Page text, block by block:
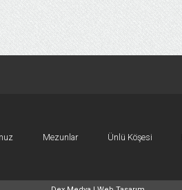
Mezunlar Ünlü Köşesi